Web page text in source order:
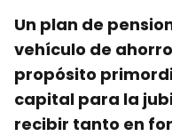
Un plan de
vehículo de
propósito
capital para la
recibir tanto en